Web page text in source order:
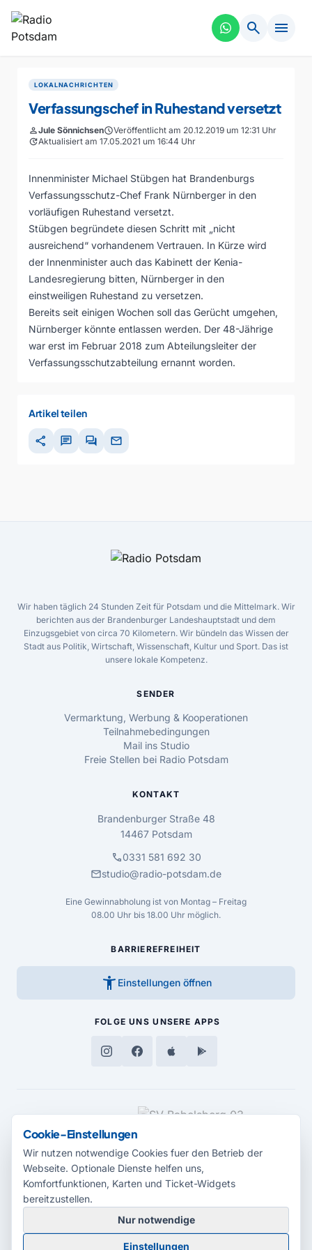
search menu
LOKALNACHRICHTEN
Verfassungschef in Ruhestand versetzt
personJule SönnichsenscheduleVeröffentlicht am 20.12.2019 um 12:31 Uhr
updateAktualisiert am 17.05.2021 um 16:44 Uhr
Innenminister Michael Stübgen hat Brandenburgs
Verfassungsschutz-Chef Frank Nürnberger in den
vorläufigen Ruhestand versetzt.
Stübgen begründete diesen Schritt mit „nicht
ausreichend“ vorhandenem Vertrauen. In Kürze wird
der Innenminister auch das Kabinett der Kenia-
Landesregierung bitten, Nürnberger in den
einstweiligen Ruhestand zu versetzen.
Bereits seit einigen Wochen soll das Gerücht umgehen,
Nürnberger könnte entlassen werden. Der 48-Jährige
war erst im Februar 2018 zum Abteilungsleiter der
Verfassungsschutzabteilung ernannt worden.
Artikel teilen
share chat forum mail
Wir haben täglich 24 Stunden Zeit für Potsdam und die Mittelmark. Wir
berichten aus der Brandenburger Landeshauptstadt und dem
Einzugsgebiet von circa 70 Kilometern. Wir bündeln das Wissen der
Stadt aus Politik, Wirtschaft, Wissenschaft, Kultur und Sport. Das ist
unsere lokale Kompetenz.
SENDER
Vermarktung, Werbung & Kooperationen
Teilnahmebedingungen
Mail ins Studio
Freie Stellen bei Radio Potsdam
KONTAKT
Brandenburger Straße 48
14467 Potsdam
call0331 581 692 30
mailstudio@radio-potsdam.de
Eine Gewinnabholung ist von Montag – Freitag
08.00 Uhr bis 18.00 Uhr möglich.
BARRIEREFREIHEIT
accessibility_new Einstellungen öffnen
FOLGE UNS UNSERE APPS
MEDIENPARTNER
© 2026 Radio Potsdam. Webseite entwickelt durch dieMedienagentur
Babelsberg
Cookie-Einstellungen
Wir nutzen notwendige Cookies fuer den Betrieb der
Webseite. Optionale Dienste helfen uns,
Komfortfunktionen, Karten und Ticket-Widgets
bereitzustellen.
Nur notwendige
Einstellungen